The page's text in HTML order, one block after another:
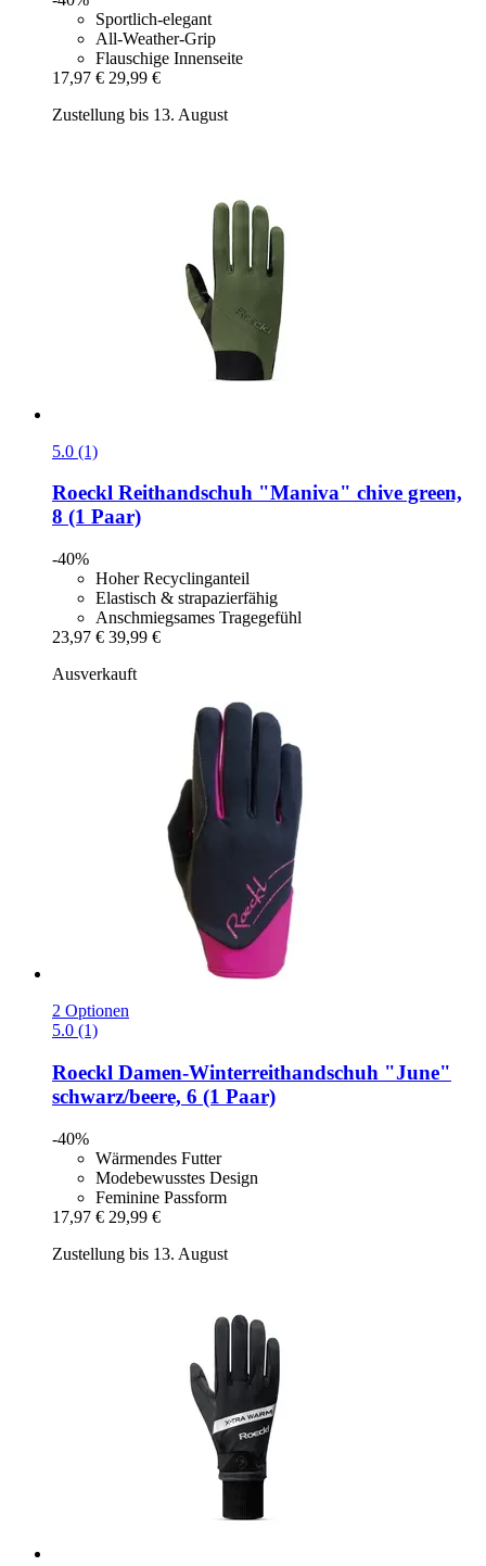
Sportlich-elegant
All-Weather-Grip
Flauschige Innenseite
17,97 € 29,99 €
Zustellung bis 13. August
5.0 (1)
Roeckl Reithandschuh "Maniva" chive green,
8 (1 Paar)
-40%
Hoher Recyclinganteil
Elastisch & strapazierfähig
Anschmiegsames Tragegefühl
23,97 € 39,99 €
Ausverkauft
2 Optionen
5.0 (1)
Roeckl Damen-​Winterreithandschuh "June"
schwarz/beere, 6 (1 Paar)
-40%
Wärmendes Futter
Modebewusstes Design
Feminine Passform
17,97 € 29,99 €
Zustellung bis 13. August